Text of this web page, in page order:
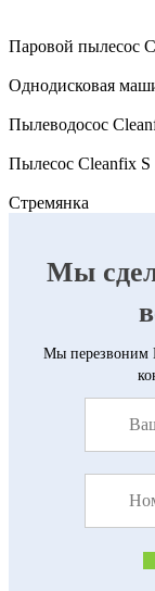
Паровой пылесос
Однодисковая
Пылеводосос
Пылесос Cleanfix S
Cтремянка
Мы
Мы перезвоним